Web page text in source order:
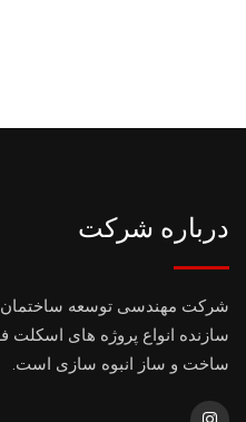
درباره شرکت
شرکت مهندسی توسعه ساختمان
سازنده انواع پروژه های اسکلت
ساخت و ساز انبوه سازی است.